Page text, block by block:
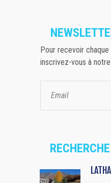
Pour recevoir chaque
inscrivez-vous à